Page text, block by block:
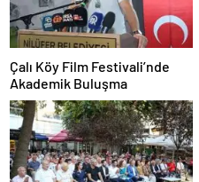
Çalı Köy Film Festivali’nde
Akademik Buluşma